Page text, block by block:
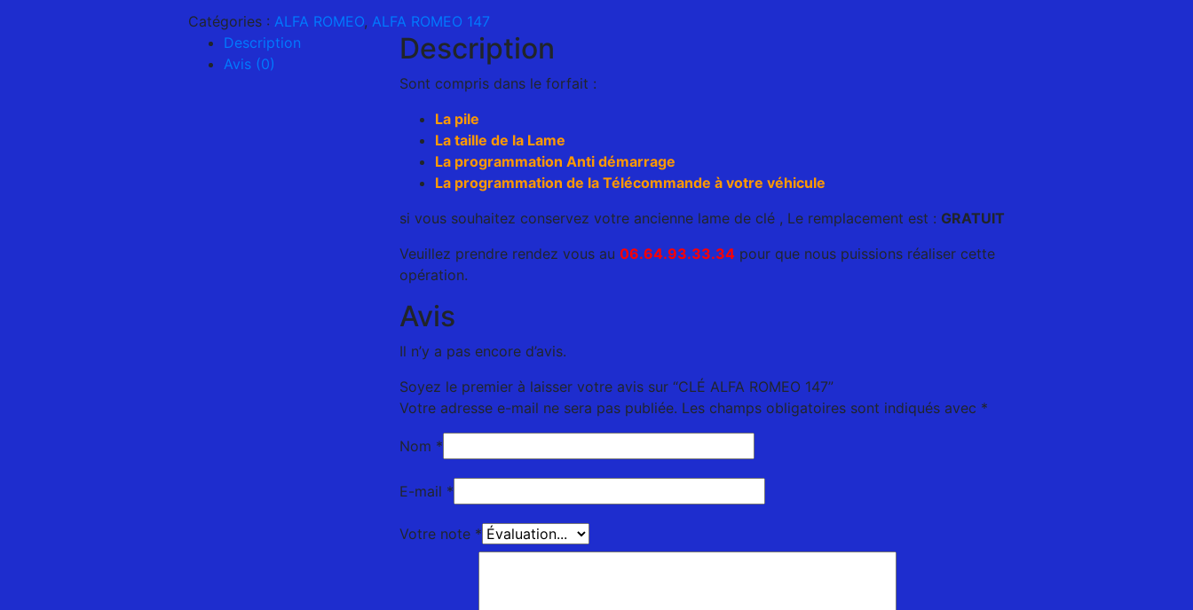
Catégories : ALFA ROMEO, ALFA ROMEO 147
Description
Avis (0)
Description
Sont compris dans le forfait :
La pile
La taille de la Lame
La programmation Anti démarrage
La programmation de la Télécommande à votre véhicule
si vous souhaitez conservez votre ancienne lame de clé , Le remplacement est : GRATUIT
Veuillez prendre rendez vous au 06.64.93.33.34 pour que nous puissions réaliser cette
opération.
Avis
Il n’y a pas encore d’avis.
Soyez le premier à laisser votre avis sur “CLÉ ALFA ROMEO 147”
Votre adresse e-mail ne sera pas publiée. Les champs obligatoires sont indiqués avec *
Nom *
E-mail *
Votre note *